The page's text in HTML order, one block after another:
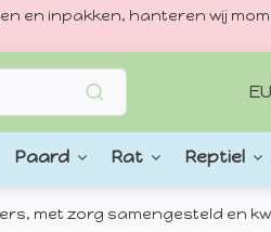
en inpakken, hanteren wij
Paard Rat Reptiel
met zorg samengesteld en